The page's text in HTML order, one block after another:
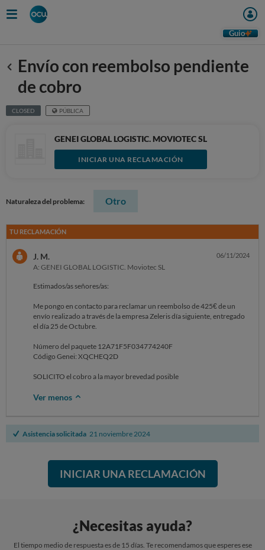
Guio
Anterior
Envío con reembolso pendiente
de cobro
CLOSED PÚBLICA
GENEI GLOBAL LOGISTIC. MOVIOTEC SL
INICIAR UNA RECLAMACIÓN
Naturaleza del problema: Otro
TU RECLAMACIÓN
J. M.
A: GENEI GLOBAL LOGISTIC. Moviotec SL
06/11/2024
Estimados/as señores/as:
Me pongo en contacto para reclamar un reembolso de 425€ de un
envío realizado a través de la empresa Zeleris día siguiente, entregado
el día 25 de Octubre.
Número del paquete 12A71F5F034774240F
Código Genei: XQCHEQ2D
SOLICITO el cobro a la mayor brevedad posible
Ver menos
Asistencia solicitada 21 noviembre 2024
INICIAR UNA RECLAMACIÓN
¿Necesitas ayuda?
El tiempo medio de respuesta es de 15 días. Te recomendamos que esperes ese